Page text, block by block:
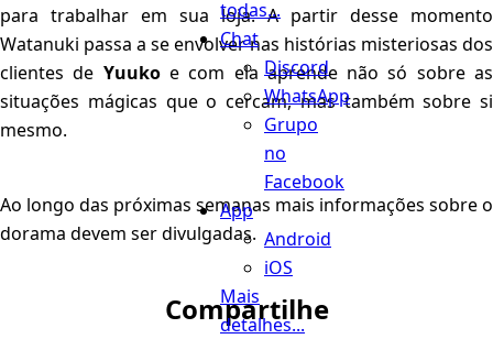
todas...
Chat
Discord
WhatsApp
Grupo
no
Facebook
App
Android
iOS
Mais
detalhes...
para trabalhar em sua loja. A partir desse momento
Watanuki passa a se envolver nas histórias misteriosas dos
clientes de Yuukoe com ela aprende não só sobre as
situações mágicas que o cercam, mas também sobre si
mesmo.
Ao longo das próximas semanas mais informações sobre o
dorama devem ser divulgadas.
Compartilhe